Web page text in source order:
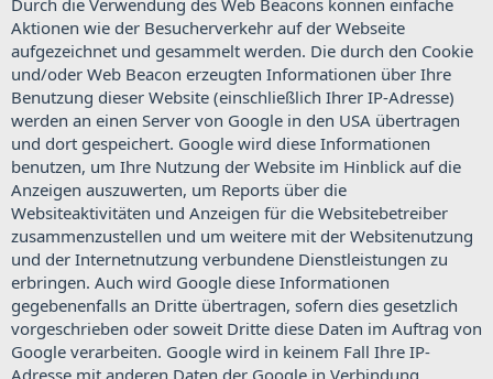
Durch die Verwendung des Web Beacons können einfache
Aktionen wie der Besucherverkehr auf der Webseite
aufgezeichnet und gesammelt werden. Die durch den Cookie
und/oder Web Beacon erzeugten Informationen über Ihre
Benutzung dieser Website (einschließlich Ihrer IP-Adresse)
werden an einen Server von Google in den USA übertragen
und dort gespeichert. Google wird diese Informationen
benutzen, um Ihre Nutzung der Website im Hinblick auf die
Anzeigen auszuwerten, um Reports über die
Websiteaktivitäten und Anzeigen für die Websitebetreiber
zusammenzustellen und um weitere mit der Websitenutzung
und der Internetnutzung verbundene Dienstleistungen zu
erbringen. Auch wird Google diese Informationen
gegebenenfalls an Dritte übertragen, sofern dies gesetzlich
vorgeschrieben oder soweit Dritte diese Daten im Auftrag von
Google verarbeiten. Google wird in keinem Fall Ihre IP-